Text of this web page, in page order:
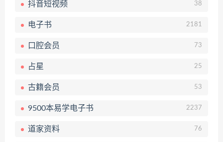
抖音短视频 38
电子书 2181
口腔会员 73
占星 25
古籍会员 53
9500本易学电子书 2237
道家资料 76